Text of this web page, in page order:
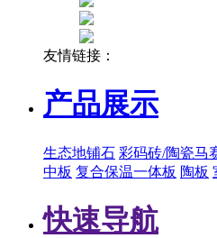
友情链接：
产品展示
生态地铺石 彩码砖/陶瓷马
中板 复合保温一体板 陶板
快速导航